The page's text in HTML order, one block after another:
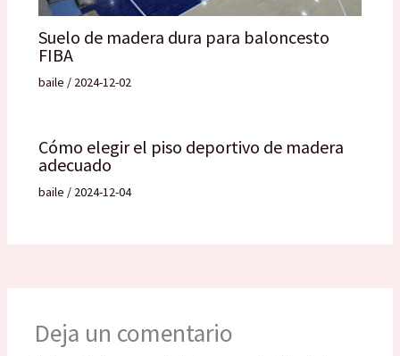
Suelo de madera dura para baloncesto
FIBA
baile / 2024-12-02
Cómo elegir el piso deportivo de madera
adecuado
baile / 2024-12-04
Deja un comentario